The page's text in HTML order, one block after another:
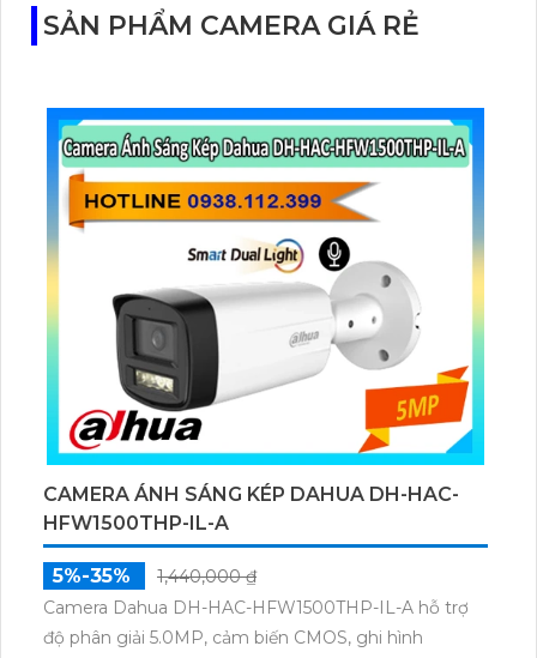
SẢN PHẨM CAMERA GIÁ RẺ
CAMERA ÁNH SÁNG KÉP DAHUA DH-HAC-
HFW1500THP-IL-A
5%-35%
1,440,000 ₫
Camera Dahua DH-HAC-HFW1500THP-IL-A hỗ trợ
độ phân giải 5.0MP, cảm biến CMOS, ghi hình